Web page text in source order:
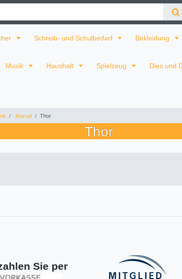
Schreib- und Schulbedarf Bekleidung
Musik Haushalt Spielzeug Dies und
Marvel Thor
Thor
Sie per